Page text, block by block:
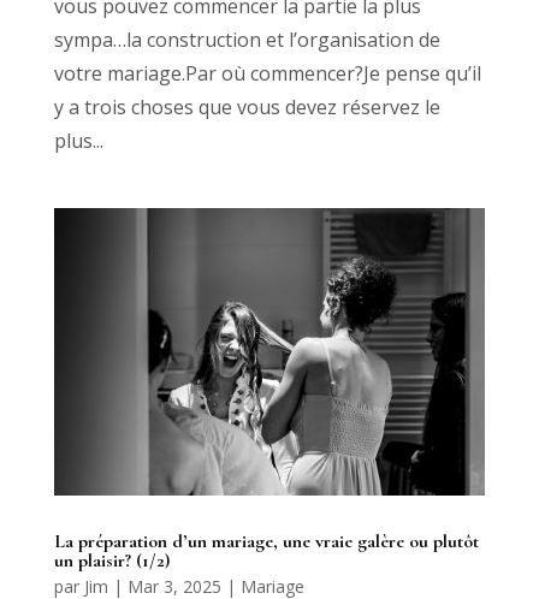
vous pouvez commencer la partie la plus
sympa…la construction et l’organisation de
votre mariage.Par où commencer?Je pense qu’il
y a trois choses que vous devez réservez le
plus...
La préparation d’un mariage, une vraie galère ou plutôt
un plaisir? (1/2)
par Jim | Mar 3, 2025 | Mariage